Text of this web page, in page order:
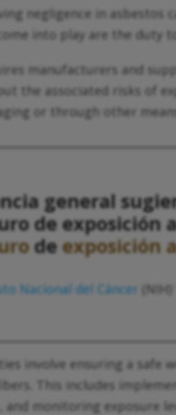
negligence in asbestos
into play are the duty
manufacturers and
the associated risks of
or through other
general
de exposición
deexposición
Nacional del Cáncer (NIH)
involve ensuring a safe
This includes
monitoring exposure